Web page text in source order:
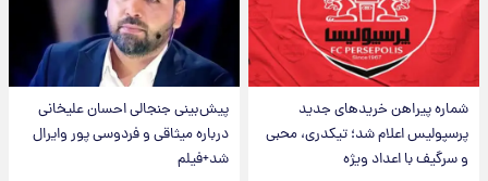
شماره پیراهن خریدهای جدید
پرسپولیس اعلام شد؛ تیکدری، محبی
و سرگیف با اعداد ویژه
پیش‌بینی جنجالی احسان علیخانی
درباره میثاقی و فردوسی پور وایرال
شد+فیلم